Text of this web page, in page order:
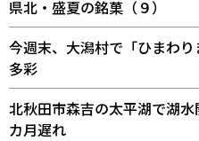
県北・盛夏の銘菓（９）
今週末、大潟村で「ひまわ
多彩
北秋田市森吉の太平湖で湖
カ月遅れ